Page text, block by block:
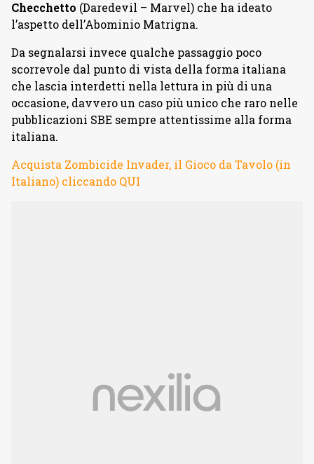
Checchetto (Daredevil – Marvel) che ha ideato
l’aspetto dell’Abominio Matrigna.
Da segnalarsi invece qualche passaggio poco
scorrevole dal punto di vista della forma italiana
che lascia interdetti nella lettura in più di una
occasione, davvero un caso più unico che raro nelle
pubblicazioni SBE sempre attentissime alla forma
italiana.
Acquista Zombicide Invader, il Gioco da Tavolo (in
Italiano) cliccando QUI